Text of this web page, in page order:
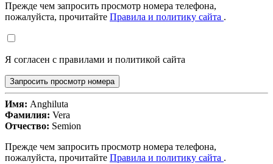
Прежде чем запросить просмотр номера телефона,
пожалуйста, прочитайте Правила и политику сайта .
Я согласен с правилами и политикой сайта
Запросить просмотр номера
Имя: Anghiluta
Фамилия: Vera
Отчество: Semion
Прежде чем запросить просмотр номера телефона,
пожалуйста, прочитайте Правила и политику сайта .